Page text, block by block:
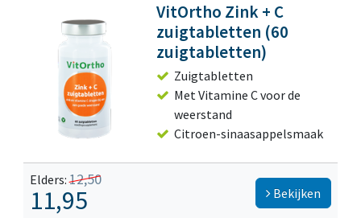
VitOrtho Zink + C
zuigtabletten (60
zuigtabletten)
Zuigtabletten
Met Vitamine C voor de
weerstand
Citroen-sinaasappelsmaak
Elders:12,50
11,95 Bekijken